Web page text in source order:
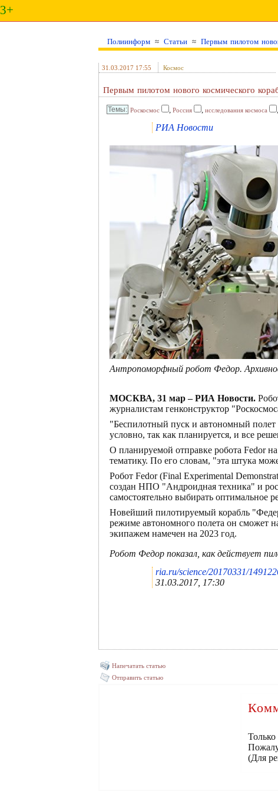
3+
Полиинформ ≈ Статьи ≈ Первым пилотом
31.03.2017 17:55 Космос
Первым пилотом нового космического
Роскосмос , Россия , исследования космоса ,
РИА Новости
Антропоморфный робот Федор.
МОСКВА, 31 мар – РИА Новости.
журналистам генконструктор
"Беспилотный пуск и автономный полет
условно, так как планируется, и все
О планируемой отправке робота Fedor
тематику. По его словам, "эта штука
Робот Fedor (Final Experimental
создан НПО "Андроидная техника" и
самостоятельно выбирать оптимальное
Новейший пилотируемый корабль
режиме автономного полета он сможет
экипажем намечен на 2023 год.
Робот Федор показал, как действует
ria.ru/science/20170331/
31.03.2017, 17:30
Напечатать статью
Отправить статью
Только
(Для